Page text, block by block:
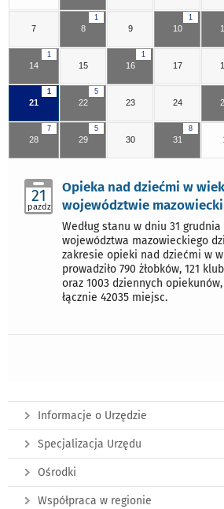
7
1
8 9
1
10
1
14 15
1
16 17
1
21
5
22 23 24
7
28
5
29 30
8
31
21
pazdz
Opieka nad dziećmi w
województwie
Według stanu w dniu 31
województwa mazowieckiego
zakresie opieki nad dziećmi w
prowadziło 790 żłobków, 121
oraz 1003 dziennych
łącznie 42035 miejsc.
Informacje o Urzędzie
Specjalizacja Urzędu
Ośrodki
Współpraca w regionie